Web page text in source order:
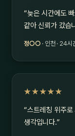
“늦은 시간에도
같아 신뢰가 갔습
정○○ · 인천 · 24시
★★★★★
“스트레칭 위주
생각입니다.”